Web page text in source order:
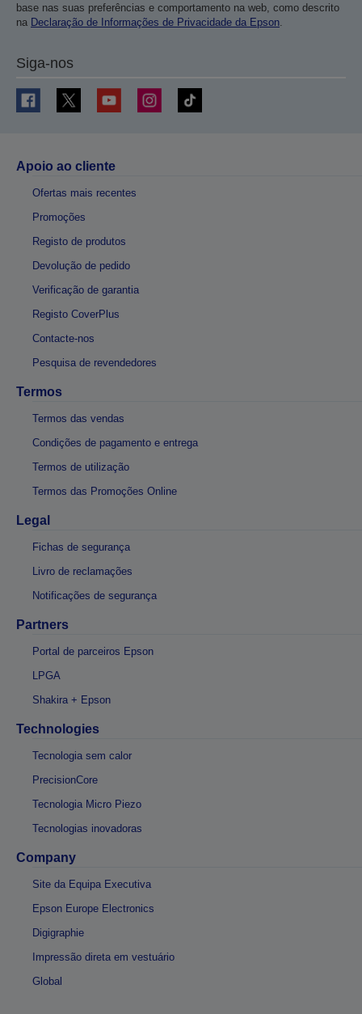
base nas suas preferências e comportamento na web, como descrito
na Declaração de Informações de Privacidade da Epson
Siga-nos
Apoio ao cliente
Ofertas mais recentes
Promoções
Registo de produtos
Devolução de pedido
Verificação de garantia
Registo CoverPlus
Contacte-nos
Pesquisa de revendedores
Termos
Termos das vendas
Condições de pagamento e entrega
Termos de utilização
Termos das Promoções Online
Legal
Fichas de segurança
Livro de reclamações
Notificações de segurança
Partners
Portal de parceiros Epson
LPGA
Shakira + Epson
Technologies
Tecnologia sem calor
PrecisionCore
Tecnologia Micro Piezo
Tecnologias inovadoras
Company
Site da Equipa Executiva
Epson Europe Electronics
Digigraphie
Impressão direta em vestuário
Global